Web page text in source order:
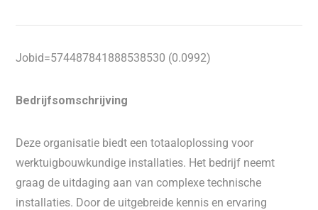
Jobid=574487841888538530 (0.0992)
Bedrijfsomschrijving
Deze organisatie biedt een totaaloplossing voor
werktuigbouwkundige installaties. Het bedrijf neemt
graag de uitdaging aan van complexe technische
installaties. Door de uitgebreide kennis en ervaring